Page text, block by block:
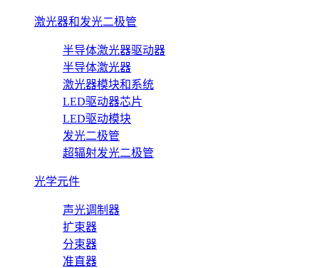
激光器和发光二极管
半导体激光器驱动器
半导体激光器
激光器模块和系统
LED驱动器芯片
LED驱动模块
发光二极管
超辐射发光二极管
光学元件
声光调制器
扩束器
分束器
准直器